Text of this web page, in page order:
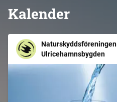
Kalender
Naturskyddsföreningen
Ulricehamnsbygden